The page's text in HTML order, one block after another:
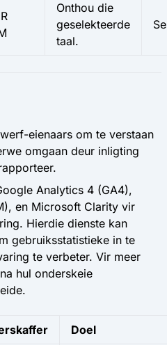
Onthou die
geselekteerde
taal.
eienaars om te verstaan
omgaan deur inligting
Analytics 4 (GA4),
en Microsoft Clarity vir
Hierdie dienste kan
gebruiksstatistieke in te
te verbeter. Vir meer
hul onderskeie
Doel